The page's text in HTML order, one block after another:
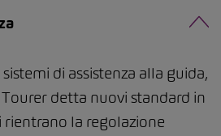
di assistenza alla guida,
detta nuovi standard in
rientrano la regolazione